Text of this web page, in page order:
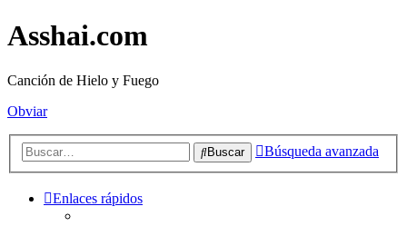
Asshai.com
Canción de Hielo y Fuego
Obviar
Buscar Búsqueda avanzada
Enlaces rápidos